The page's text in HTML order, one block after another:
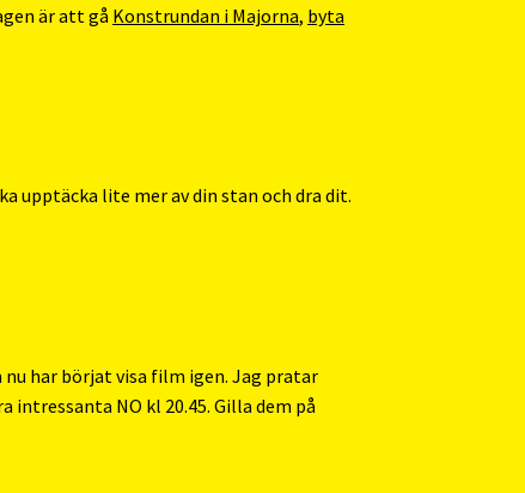
är att gå Konstrundan i Majorna, byta
upptäcka lite mer av din stan och dra dit.
har börjat visa film igen. Jag pratar
intressanta NO kl 20.45. Gilla dem på